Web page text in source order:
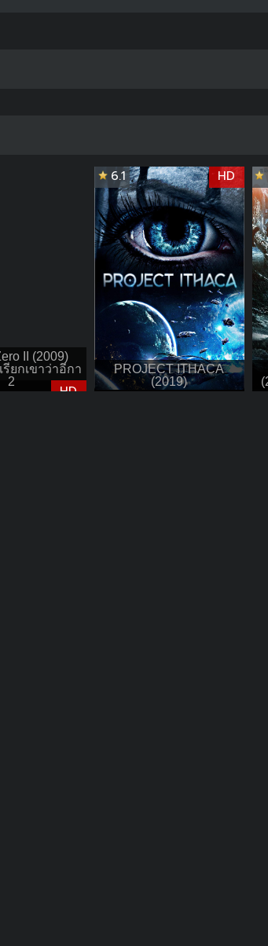
II (2009)
รียกเขาว่าอีกา
2
HD
PROJECT ITHACA
(2019)
6.1 HD